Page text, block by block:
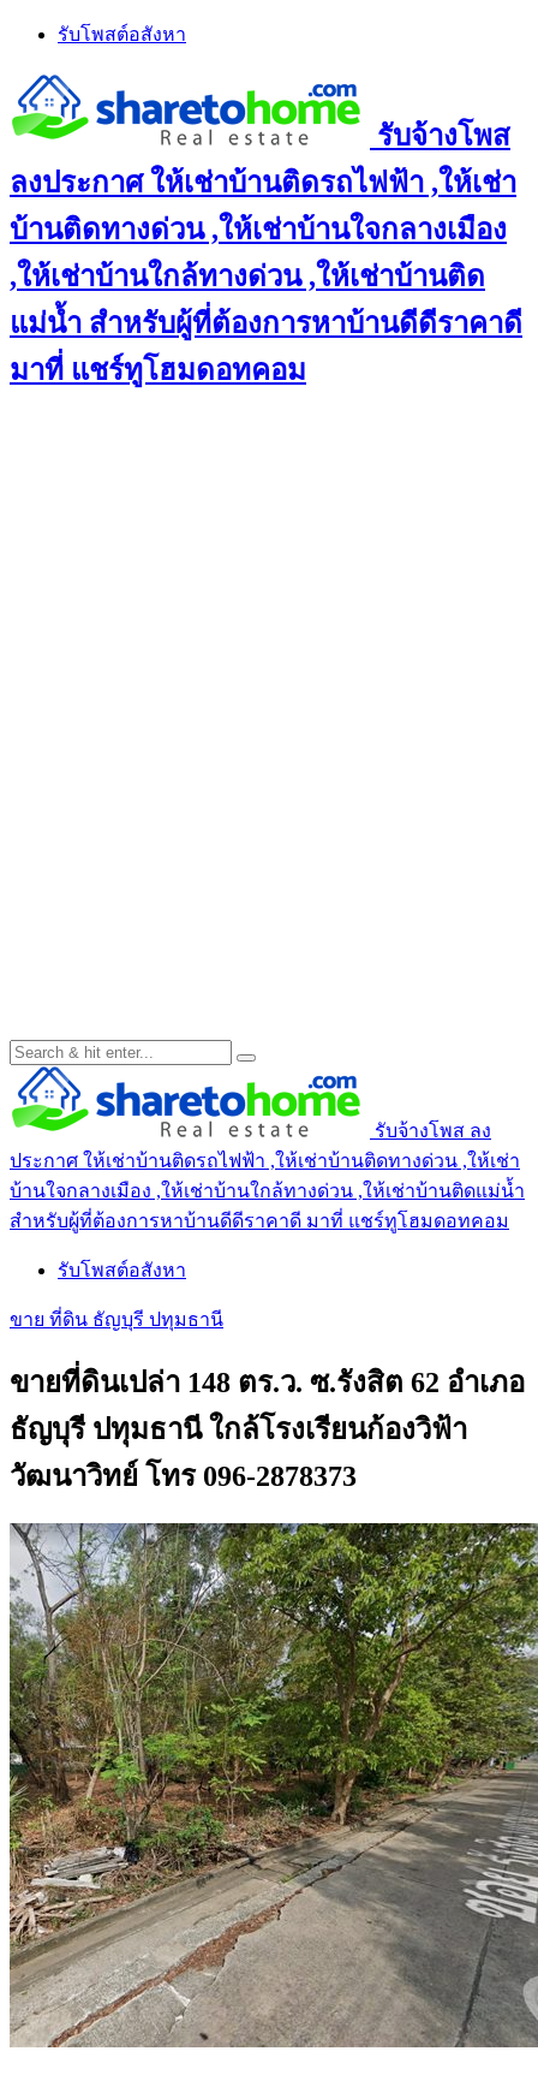
Skip
content
รับโพสต์อสังหา
รับจ้างโพส
ลงประกาศ ให้เช่าบ้านติดรถไฟฟ้า ,ให้เช่า
บ้านติดทางด่วน ,ให้เช่าบ้านใจกลางเมือง
,ให้เช่าบ้านใกล้ทางด่วน ,ให้เช่าบ้านติด
แม่น้ำ สำหรับผู้ที่ต้องการหาบ้านดีดีราคาดี
มาที่ แชร์ทูโฮมดอทคอม
รับจ้างโพส ลง
ประกาศ ให้เช่าบ้านติดรถไฟฟ้า ,ให้เช่าบ้านติดทางด่วน ,ให้เช่า
บ้านใจกลางเมือง ,ให้เช่าบ้านใกล้ทางด่วน ,ให้เช่าบ้านติดแม่น้ำ
สำหรับผู้ที่ต้องการหาบ้านดีดีราคาดี มาที่ แชร์ทูโฮมดอทคอม
รับโพสต์อสังหา
ขาย ที่ดิน ธัญบุรี ปทุมธานี
ขายที่ดินเปล่า 148 ตร.ว. ซ.รังสิต 62 อำเภอ
ธัญบุรี ปทุมธานี ใกล้โรงเรียนก้องวิฟ้า
วัฒนาวิทย์ โทร 096-2878373